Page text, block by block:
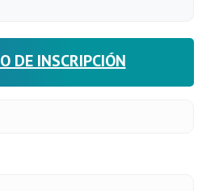
DE INSCRIPCIÓN